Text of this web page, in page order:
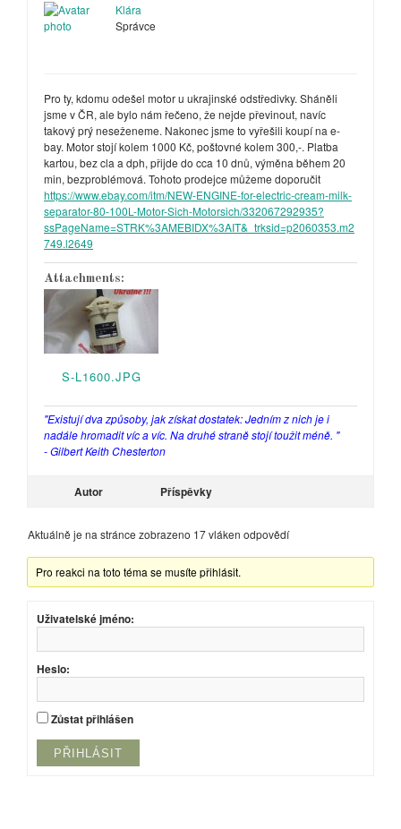
Klára
Správce
Pro ty, kdomu odešel motor u ukrajinské odstředivky. Sháněli
jsme v ČR, ale bylo nám řečeno, že nejde převinout, navíc
takový prý neseženeme. Nakonec jsme to vyřešili koupí na e-
bay. Motor stojí kolem 1000 Kč, poštovné kolem 300,-. Platba
kartou, bez cla a dph, přijde do cca 10 dnů, výměna během 20
min, bezproblémová. Tohoto prodejce můžeme doporučit
https://www.ebay.com/itm/NEW-ENGINE-for-electric-cream-milk-
separator-80-100L-Motor-Sich-Motorsich/332067292935?
ssPageName=STRK%3AMEBIDX%3AIT&_trksid=p2060353.m2
749.l2649
Attachments:
S-L1600.JPG
"Existují dva způsoby, jak získat dostatek: Jedním z nich je i
nadále hromadit víc a víc. Na druhé straně stojí toužit méně. "
- Gilbert Keith Chesterton
Autor Příspěvky
Aktuálně je na stránce zobrazeno 17 vláken odpovědí
Pro reakci na toto téma se musíte přihlásit.
Uživatelské jméno:
Heslo:
Zůstat přihlášen
PŘIHLÁSIT